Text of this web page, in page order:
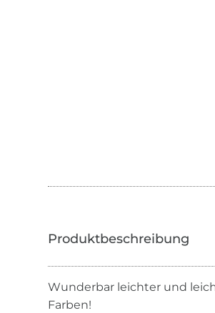
Wunderbar leichter und
Farben!